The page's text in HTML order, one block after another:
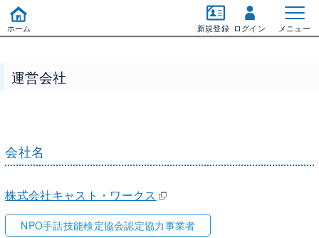
運営会社
会社名
株式会社キャスト・ワークス
NPO手話技能検定協会認定協力事業者
ホーム 新規登録 ログイン メニュー